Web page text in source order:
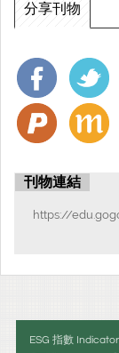
分享刊物
刊物連結
https://
ESG 指數 Indicator